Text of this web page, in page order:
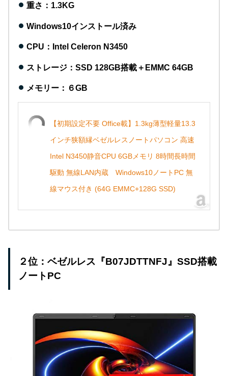
重さ：1.3KG
Windows10インストール済み
CPU：Intel Celeron N3450
ストレージ：SSD 128GB搭載＋EMMC 64GB
メモリー：６GB
【初期設定不要 Office載】1.3kg薄型軽量13.3
インチ狭額縁ベゼルレスノートパソコン 高速
Intel N3450静音CPU 6GBメモリ 8時間長時間
駆動 無線LAN内蔵 Windows10ノートPC 無
線マウス付き (64G EMMC+128G SSD)
２位：ベゼルレス『B07JDTTNFJ』SSD搭載
ノートPC